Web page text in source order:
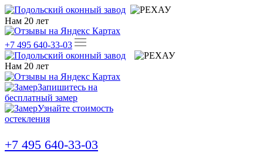
Нам 20 лет
+7 495 640-33-03
Нам 20 лет
Запишитесь на
бесплатный замер
Узнайте стоимость
остекления
+7 495 640-33-03